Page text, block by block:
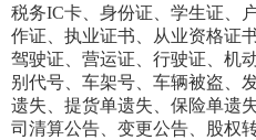
税务IC卡、身份证、学生证、
作证、执业证书、从业资格证
驾驶证、营运证、行驶证、机
别代号、车架号、车辆被盗、
遗失、提货单遗失、保险单遗
司清算公告、变更公告、股权